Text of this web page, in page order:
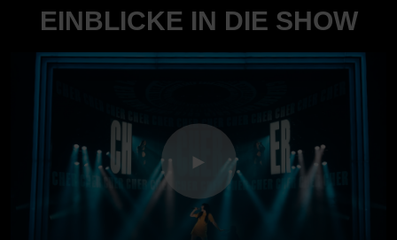
EINBLICKE IN DIE SHOW